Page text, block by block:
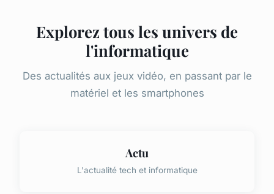
Explorez tous les univers de
l'informatique
Des actualités aux jeux vidéo, en passant par le
matériel et les smartphones
Actu
L'actualité tech et informatique